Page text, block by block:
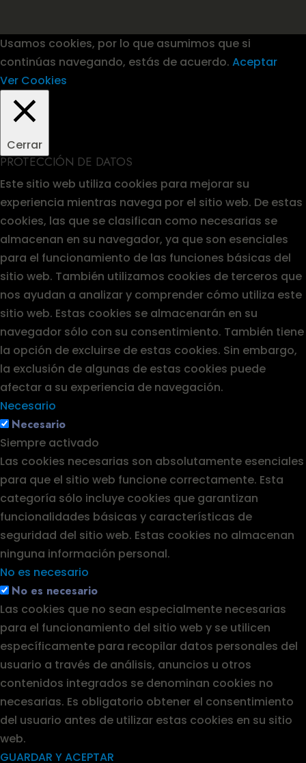
Usamos cookies, por lo que asumimos que si
continúas navegando, estás de acuerdo. Aceptar
Ver Cookies
Cerrar
PROTECCIÓN DE DATOS
Este sitio web utiliza cookies para mejorar su
experiencia mientras navega por el sitio web. De estas
cookies, las que se clasifican como necesarias se
almacenan en su navegador, ya que son esenciales
para el funcionamiento de las funciones básicas del
sitio web. También utilizamos cookies de terceros que
nos ayudan a analizar y comprender cómo utiliza este
sitio web. Estas cookies se almacenarán en su
navegador sólo con su consentimiento. También tiene
la opción de excluirse de estas cookies. Sin embargo,
la exclusión de algunas de estas cookies puede
afectar a su experiencia de navegación.
Necesario
Necesario
Siempre activado
Las cookies necesarias son absolutamente esenciales
para que el sitio web funcione correctamente. Esta
categoría sólo incluye cookies que garantizan
funcionalidades básicas y características de
seguridad del sitio web. Estas cookies no almacenan
ninguna información personal.
No es necesario
No es necesario
Las cookies que no sean especialmente necesarias
para el funcionamiento del sitio web y se utilicen
específicamente para recopilar datos personales del
usuario a través de análisis, anuncios u otros
contenidos integrados se denominan cookies no
necesarias. Es obligatorio obtener el consentimiento
del usuario antes de utilizar estas cookies en su sitio
web.
GUARDAR Y ACEPTAR